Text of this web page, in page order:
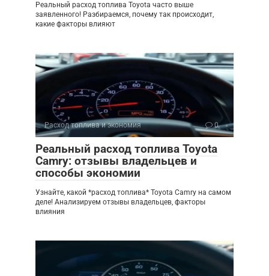
Реальный расход топлива Toyota часто выше
заявленного! Разбираемся, почему так происходит,
какие факторы влияют
Расход топлива и экономия 0
Реальный расход топлива Toyota
Camry: отзывы владельцев и
способы экономии
Узнайте, какой *расход топлива* Toyota Camry на самом
деле! Анализируем отзывы владельцев, факторы
влияния